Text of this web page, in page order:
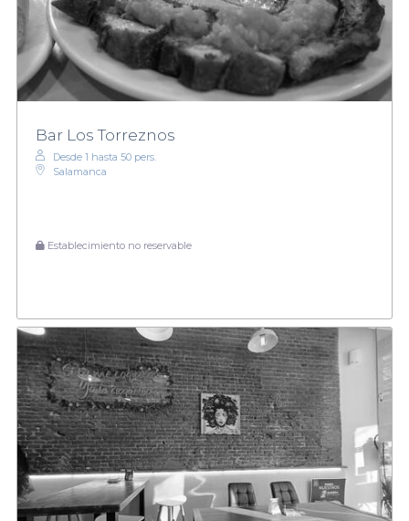
Bar Los Torreznos
Desde 1 hasta 50 pers.
Salamanca
Establecimiento no reservable